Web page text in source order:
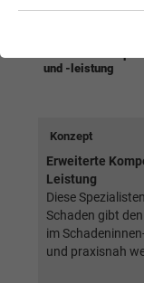
Spezialist/-in
und -leistung
Konzept
Erweiterte
Leistung
Diese
Schaden gibt
im
und praxisnah
Essenzielle
Webseite
Anbieter
Laufzeit
Zweck
Name _ga
Anbieter